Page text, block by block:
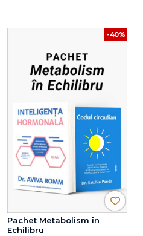
-40%
Pachet Metabolism în
Echilibru